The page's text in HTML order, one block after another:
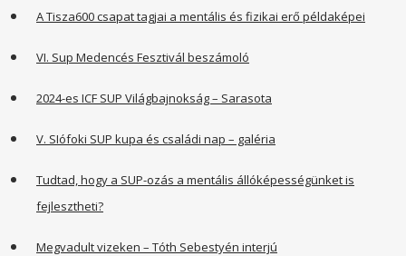
A Tisza600 csapat tagjai a mentális és fizikai erő példaképei
VI. Sup Medencés Fesztivál beszámoló
2024-es ICF SUP Világbajnokság – Sarasota
V. SIófoki SUP kupa és családi nap – galéria
Tudtad, hogy a SUP-ozás a mentális állóképességünket is
fejlesztheti?
Megvadult vizeken – Tóth Sebestyén interjú